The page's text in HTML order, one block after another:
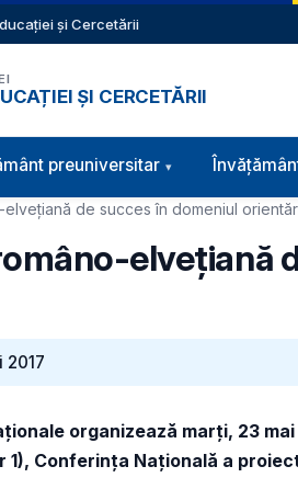
și Cercetării
ȘI CERCETĂRII
preuniversitar
de succes în domeniul
elvețiană
2017
organizează marți, 23
1), Conferința Națională a